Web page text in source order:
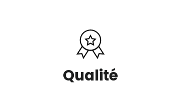
Qualité